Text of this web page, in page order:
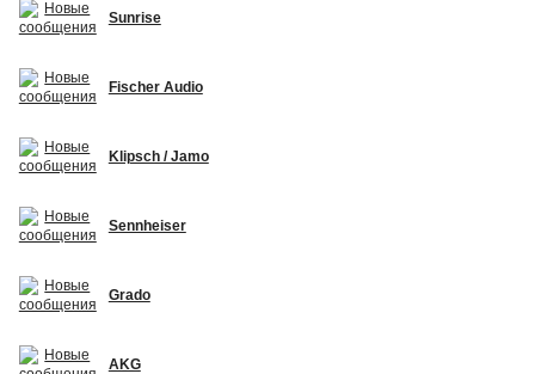
Sunrise
Fischer Audio
Klipsch / Jamo
Sennheiser
Grado
AKG